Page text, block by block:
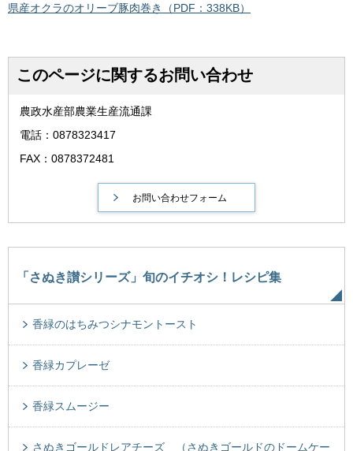
県産オクラのオリーブ豚肉巻き（PDF：338KB）
このページに関するお問い合わせ
農政水産部農業生産流通課
電話：0878323417
FAX：0878372481
「さぬき讃シリーズ」旬のイチオシ！レシピ集
香緑のはちみつシナモントースト
香緑カプレーゼ
香緑スムージー
さぬきゴールドレアチーズ （さぬきゴールドのドームケー